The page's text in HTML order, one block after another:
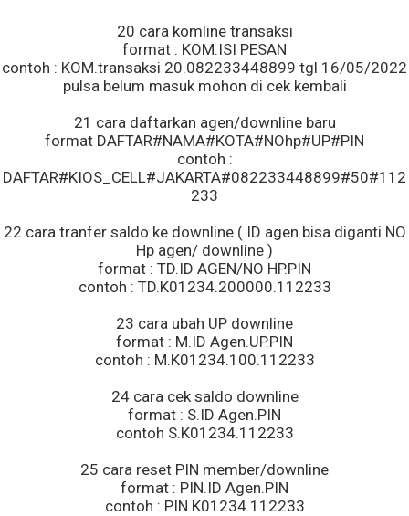
20 cara komline transaksi
format : KOM.ISI PESAN
contoh : KOM.transaksi 20.082233448899 tgl 16/05/2022
pulsa belum masuk mohon di cek kembali
21 cara daftarkan agen/downline baru
format DAFTAR#NAMA#KOTA#NOhp#UP#PIN
contoh :
DAFTAR#KIOS_CELL#JAKARTA#082233448899#50#112
233
22 cara tranfer saldo ke downline ( ID agen bisa diganti NO
Hp agen/ downline )
format : TD.ID AGEN/NO HP.PIN
contoh : TD.K01234.200000.112233
23 cara ubah UP downline
format : M.ID Agen.UP.PIN
contoh : M.K01234.100.112233
24 cara cek saldo downline
format : S.ID Agen.PIN
contoh S.K01234.112233
25 cara reset PIN member/downline
format : PIN.ID Agen.PIN
contoh : PIN.K01234.112233